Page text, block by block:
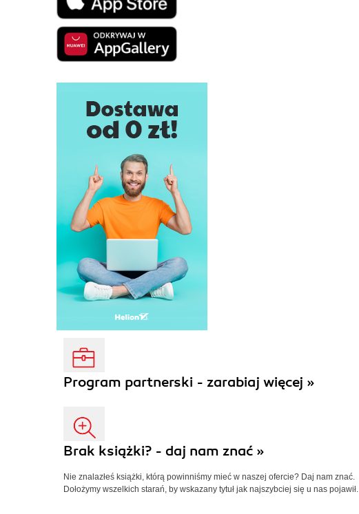
Program partnerski - zarabiaj więcej »
Brak książki? - daj nam znać »
Nie znalazłeś książki, którą powinniśmy mieć w naszej ofercie? Daj nam znać.
Dołożymy wszelkich starań, by wskazany tytuł jak najszybciej się u nas pojawił.